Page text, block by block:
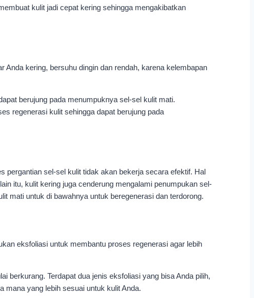
kulit jadi cepat kering sehingga mengakibatkan
kering, bersuhu dingin dan rendah, karena kelembapan
berujung pada menumpuknya sel-sel kulit mati.
regenerasi kulit sehingga dapat berujung pada
pergantian sel-sel kulit tidak akan bekerja secara efektif. Hal
itu, kulit kering juga cenderung mengalami penumpukan sel-
mati untuk di bawahnya untuk beregenerasi dan terdorong.
eksfoliasi untuk membantu proses regenerasi agar lebih
berkurang. Terdapat dua jenis eksfoliasi yang bisa Anda pilih,
mana yang lebih sesuai untuk kulit Anda.